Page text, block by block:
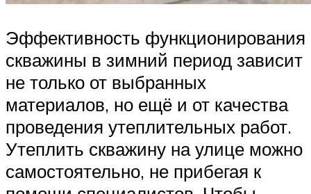
Эффективность функционирования
скважины в зимний период зависит
не только от выбранных
материалов, но ещё и от качества
проведения утеплительных работ.
Утеплить скважину на улице можно
самостоятельно, не прибегая к